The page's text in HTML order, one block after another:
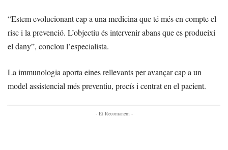
“Estem evolucionant cap a una medicina que té més en compte el
risc i la prevenció. L’objectiu és intervenir abans que es produeixi
el dany”, conclou l’especialista.
La immunologia aporta eines rellevants per avançar cap a un
model assistencial més preventiu, precís i centrat en el pacient.
- Et Recomanem -